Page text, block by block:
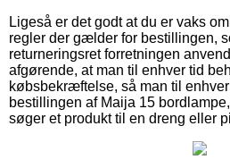
Ligeså er det godt at du er vaks
regler der gælder for bestillingen,
returneringsret forretningen
afgørende, at man til enhver tid
købsbekræftelse, så man til
bestillingen af Maija 15
søger et produkt til en dreng eller